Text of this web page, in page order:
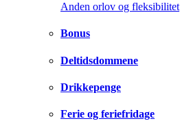
Anden orlov og fleksibilitet
Bonus
Deltidsdommene
Drikkepenge
Ferie og feriefridage